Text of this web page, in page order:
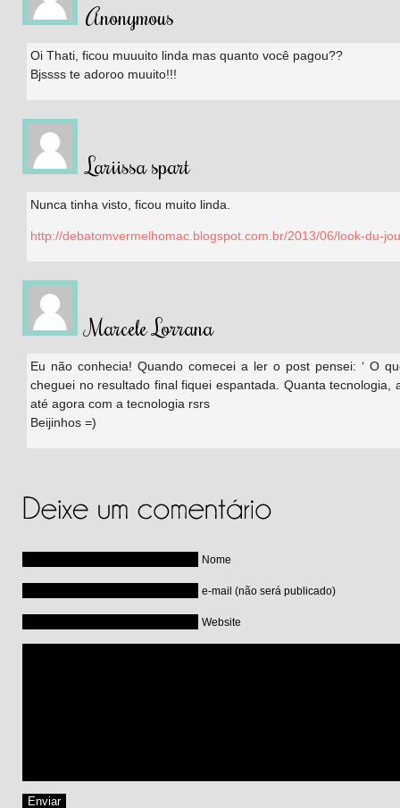
Anonymous
Oi Thati, ficou muuuito linda mas quanto você pagou??
Bjssss te adoroo muuito!!!
Lariissa spart
Nunca tinha visto, ficou muito linda.
http://debatomvermelhomac.blogspot.com.br/2013/06/look-du-
Marcele Lorrana
Eu não conhecia! Quando comecei a ler o post pensei: ‘ O
cheguei no resultado final fiquei espantada. Quanta tecnologia,
até agora com a tecnologia rsrs
Beijinhos =)
Nome
e-mail (não será publicado)
Website